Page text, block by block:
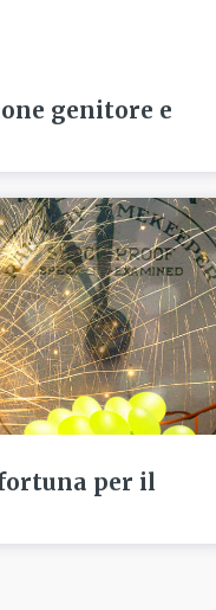
genitore e
per il